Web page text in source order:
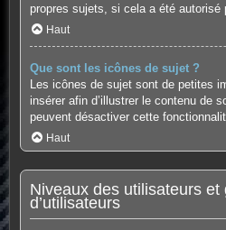
propres sujets, si cela a été autorisé
Haut
Que sont les icônes de sujet ?
Les icônes de sujet sont de petites
insérer afin d’illustrer le contenu de
peuvent désactiver cette
Haut
Niveaux des utilisateurs et
d’utilisateurs